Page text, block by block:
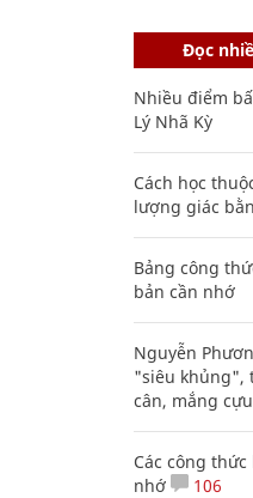
Đọc
Nhiều điểm
Lý Nhã Kỳ
Cách học
lượng giác
Bảng công
bản cần nhớ
Nguyễn
"siêu khủng",
cân, mắng
Các công
nhớ
106